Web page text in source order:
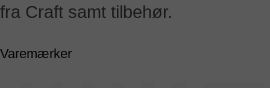
fra Craft samt tilbehør.
Varemærker